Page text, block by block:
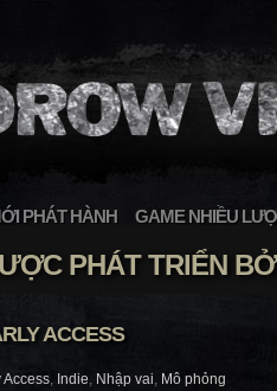
PHÁT HÀNH GAME NHIỀU
PHÁT TRIỂN
ACCESS
Access, Indie, Nhập vai, Mô phỏng